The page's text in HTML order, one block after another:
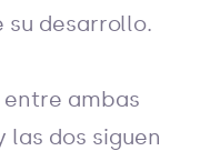
desarrollo.
ambas
las dos siguen